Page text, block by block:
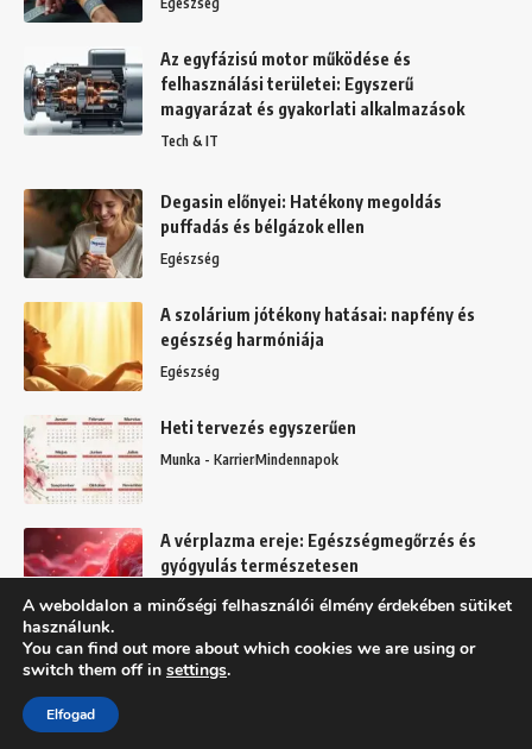
Az egyfázisú motor működése és
felhasználási területei: Egyszerű
magyarázat és gyakorlati alkalmazások
Tech & IT
Degasin előnyei: Hatékony megoldás
puffadás és bélgázok ellen
Egészség
A szolárium jótékony hatásai: napfény és
egészség harmóniája
Egészség
Heti tervezés egyszerűen
Munka - KarrierMindennapok
A vérplazma ereje: Egészségmegőrzés és
gyógyulás természetesen
Egészség
Felhasználási feltételek
A weboldalon a minőségi felhasználói élmény érdekében sütiket
használunk.
You can find out more about which cookies we are using or
switch them off in settings.
Elfogad